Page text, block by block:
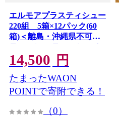
エルモアプラスティシュー
220組 5箱×12パック(60
箱)＜離島・沖縄県不可＞_
ティッシュ ティッシュペ
ーパー 日用品 消耗品 まと
め買い 常備品 生活用品 ボ
ックスティッシュ
【1333461】
14,500 円
たまったWAON
POINTで寄附できる！
（0）